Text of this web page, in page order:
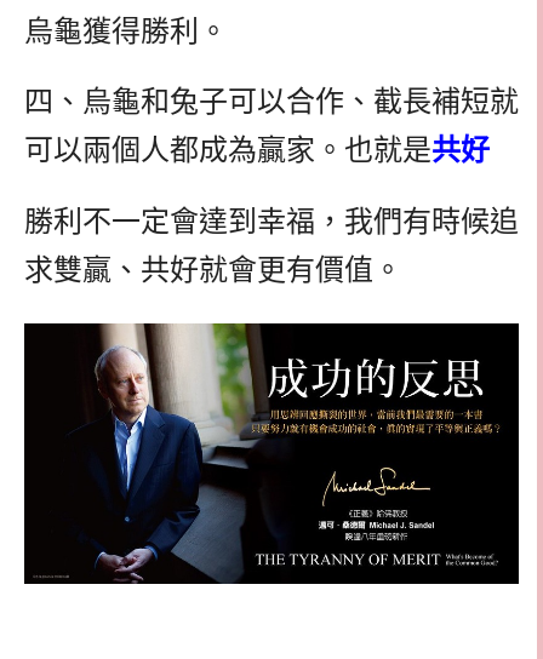
烏龜獲得勝利。
四、烏龜和兔子可以合作、截長補短就
可以兩個人都成為贏家。也就是共好
勝利不一定會達到幸福，我們有時候追
求雙贏、共好就會更有價值。